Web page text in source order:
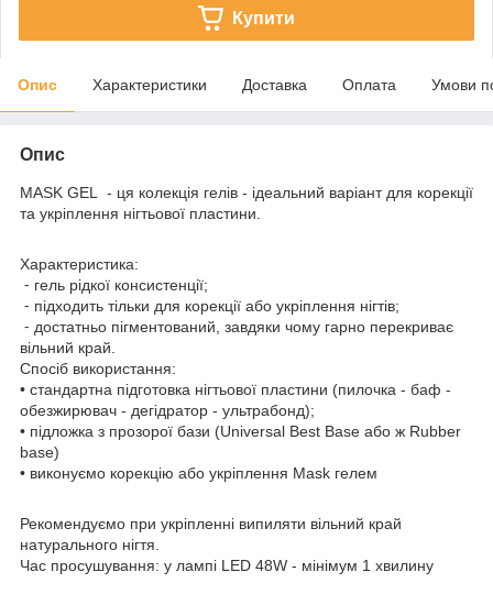
Купити
Опис Характеристики Доставка Оплата Умови
Опис
MASK GEL - ця колекція гелів - ідеальний варіант для корекції
та укріплення нігтьової пластини.
Характеристика:
⁃ гель рідкої консистенції;
⁃ підходить тільки для корекції або укріплення нігтів;
⁃ достатньо пігментований, завдяки чому гарно перекриває
вільний край.
Спосіб використання:
• стандартна підготовка нігтьової пластини (пилочка - баф -
обезжирювач - дегідратор - ультрабонд);
• підложка з прозорої бази (Universal Best Base або ж Rubber
base)
• виконуємо корекцію або укріплення Mask гелем
Рекомендуємо при укріпленні випиляти вільний край
натурального нігтя.
Час просушування: у лампі LED 48W - мінімум 1 хвилину